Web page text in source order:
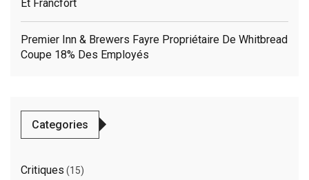
Et Francfort
Premier Inn & Brewers Fayre Propriétaire De Whitbread
Coupe 18% Des Employés
Categories
Critiques (15)